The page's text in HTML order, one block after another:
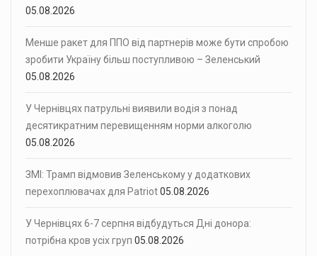
05.08.2026
Менше ракет для ППО від партнерів може бути спробою
зробити Україну більш поступливою – Зеленський
05.08.2026
У Чернівцях патрульні виявили водія з понад
десятикратним перевищенням норми алкоголю
05.08.2026
ЗМІ: Трамп відмовив Зеленському у додаткових
перехоплювачах для Patriot05.08.2026
У Чернівцях 6-7 серпня відбудуться Дні донора:
потрібна кров усіх груп 05.08.2026